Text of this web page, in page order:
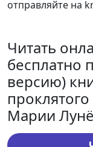
отправляйте на
Читать
бесплатно
версию)
Марии